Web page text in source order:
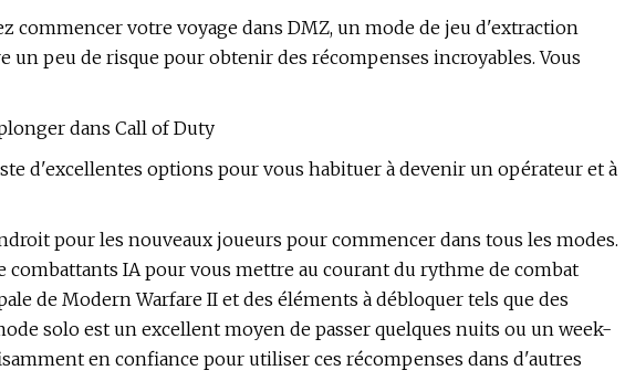
commencer votre voyage dans DMZ, un mode de jeu d'extraction
peu de risque pour obtenir des récompenses incroyables. Vous
dans Call of Duty
d'excellentes options pour vous habituer à devenir un opérateur et à
pour les nouveaux joueurs pour commencer dans tous les modes.
combattants IA pour vous mettre au courant du rythme de combat
de Modern Warfare II et des éléments à débloquer tels que des
solo est un excellent moyen de passer quelques nuits ou un week-
en confiance pour utiliser ces récompenses dans d'autres